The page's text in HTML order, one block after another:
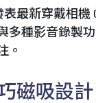
表最新穿戴相
多種影音錄製
。
磁吸設